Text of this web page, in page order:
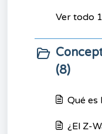
Ver todo
(8)
Qué es
¿El Z-